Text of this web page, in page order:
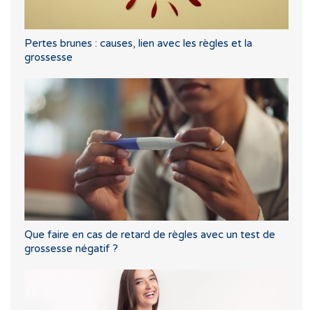
Pertes brunes : causes, lien avec les règles et la
grossesse
Que faire en cas de retard de règles avec un test de
grossesse négatif ?